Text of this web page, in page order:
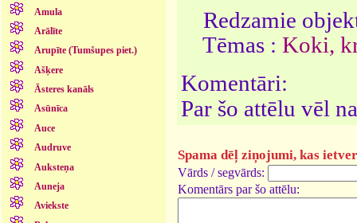
Amula
Arālīte
Arupīte (Tumšupes piet.)
Ašķere
Āsteres kanāls
Asūnīca
Auce
Audruve
Auksteņa
Auneja
Aviekste
Redzamie
Tēmas : Koki,
Komentāri:
Par šo attēlu vēl
Spama dēļ ziņojumi, kas
Vārds / segvārds:
Komentārs par šo attēlu: